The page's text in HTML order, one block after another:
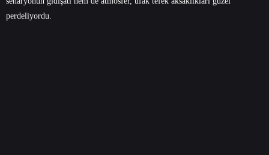
perdeliyordu.